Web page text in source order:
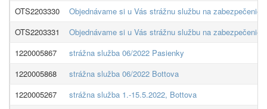
OTS2203330
Objednávame si u Vás strážnu službu na
OTS2203331
Objednávame si u Vás strážnu službu na
1220005867
strážna služba 06/2022 Pasienky
1220005868
strážna služba 06/2022 Bottova
1220005267
strážna služba 1.-15.5.2022, Bottova